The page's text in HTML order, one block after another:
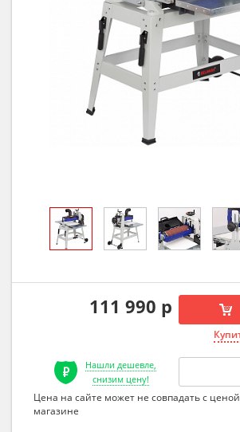
111 990 р
Нашли дешевле,
снизим цену!
Цена на сайте может не совпадать с
магазине